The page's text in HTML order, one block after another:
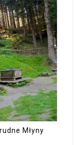
Młyny